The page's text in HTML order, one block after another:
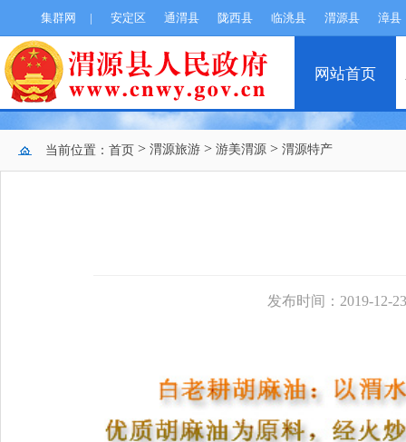
集群网 | 安定区 通渭县 陇西县 临洮县 渭源县 漳县
网站首页
当前位置： 首页 > 渭源旅游 > 游美渭源 > 渭源特产
发布时间：2019-12-